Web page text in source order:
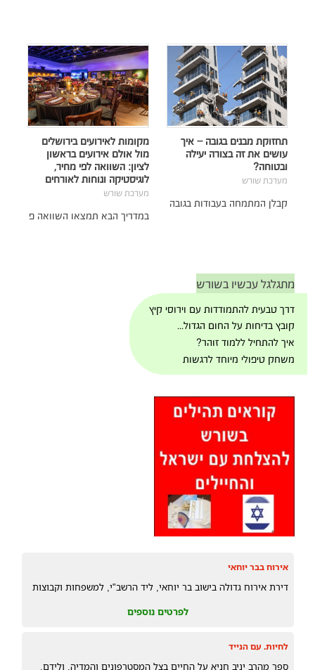
תחזוקת מבנים בגובה – איך
עושים את זה בצורה יעילה
ובטוחה?
מערכת שורש
קבלן המתמחה בעבודות בגובה
מקומות לאירועים בירושלים
מול אולם אירועים בראשון
לציון: השוואה לפי מחיר,
לוגיסטיקה ונוחות לאורחים
מערכת שורש
במדריך הבא תמצאו השוואה פ
מתגלגל עכשיו בשורש
דרך טבעית להתמודדות עם וירוסי קיץ
קובץ בדיחות על החום הגדול...
איך להתחיל ללמוד זוהר?
משחק טיפולי מיוחד לרגשות
אירוח בבר יוחאי
דירת אירוח גדולה בישוב בר יוחאי, ליד הרשב"י, למשפחות וקבוצות
לפרטים נוספים
לחיות. עם הנייד
ספר מהרב יניב חניא על החיים בצל המסטרפונים והמדיה. ולידם.